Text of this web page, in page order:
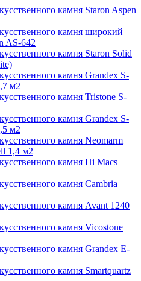
камня Staron Aspen
камня широкий
AS-642
камня Staron Solid
камня Grandex S-
м2
камня Tristone S-
камня Grandex S-
м2
камня Neomarm
1,4 м2
камня Hi Macs
камня Cambria
камня Avant 1240
камня Vicostone
камня Grandex E-
камня Smartquartz